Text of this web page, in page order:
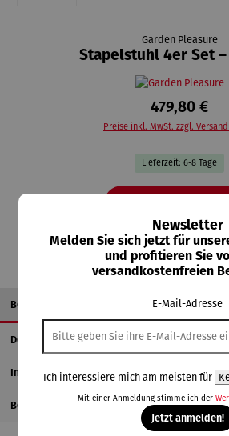
Garden Pleasure
Stapelstuhl 4er Set –
479,80 €
Preise inkl. MwSt. zzgl.
Lieferzeit: 6-8 Tage
Beschreibung
Details
Informationen zum Hersteller
Bewertungen
Newsletter
Melden Sie sich jetzt für
und profitieren Sie
versandkostenfreien
E-Mail-Adresse
Ich interessiere mich am meisten für
Mit einer Anmeldung stimme ich der
Jetzt anmelden!